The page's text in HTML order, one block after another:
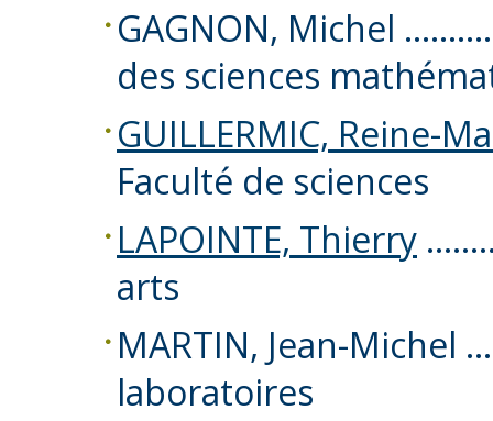
GAGNON, Michel
des sciences
GUILLERMIC, Reine-
Faculté de sciences
LAPOINTE, Thierry
arts
MARTIN, Jean-Michel
laboratoires